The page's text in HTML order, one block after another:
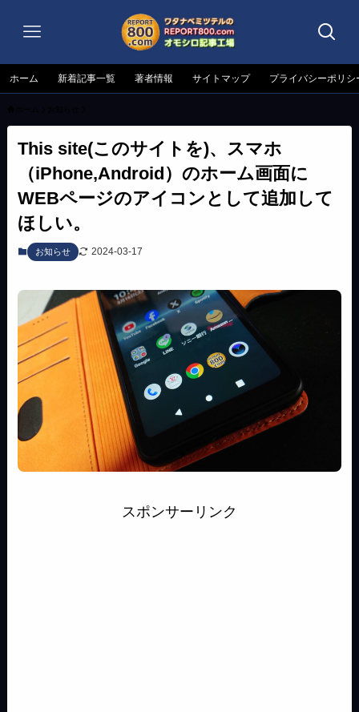
ホーム 新着記事一覧 著者情報 サイトマップ プライバシーポリシ
This site(このサイトを)、スマホ
（iPhone,Android）のホーム画面に
WEBページのアイコンとして追加して
ほしい。
お知らせ 2024-03-17
スポンサーリンク